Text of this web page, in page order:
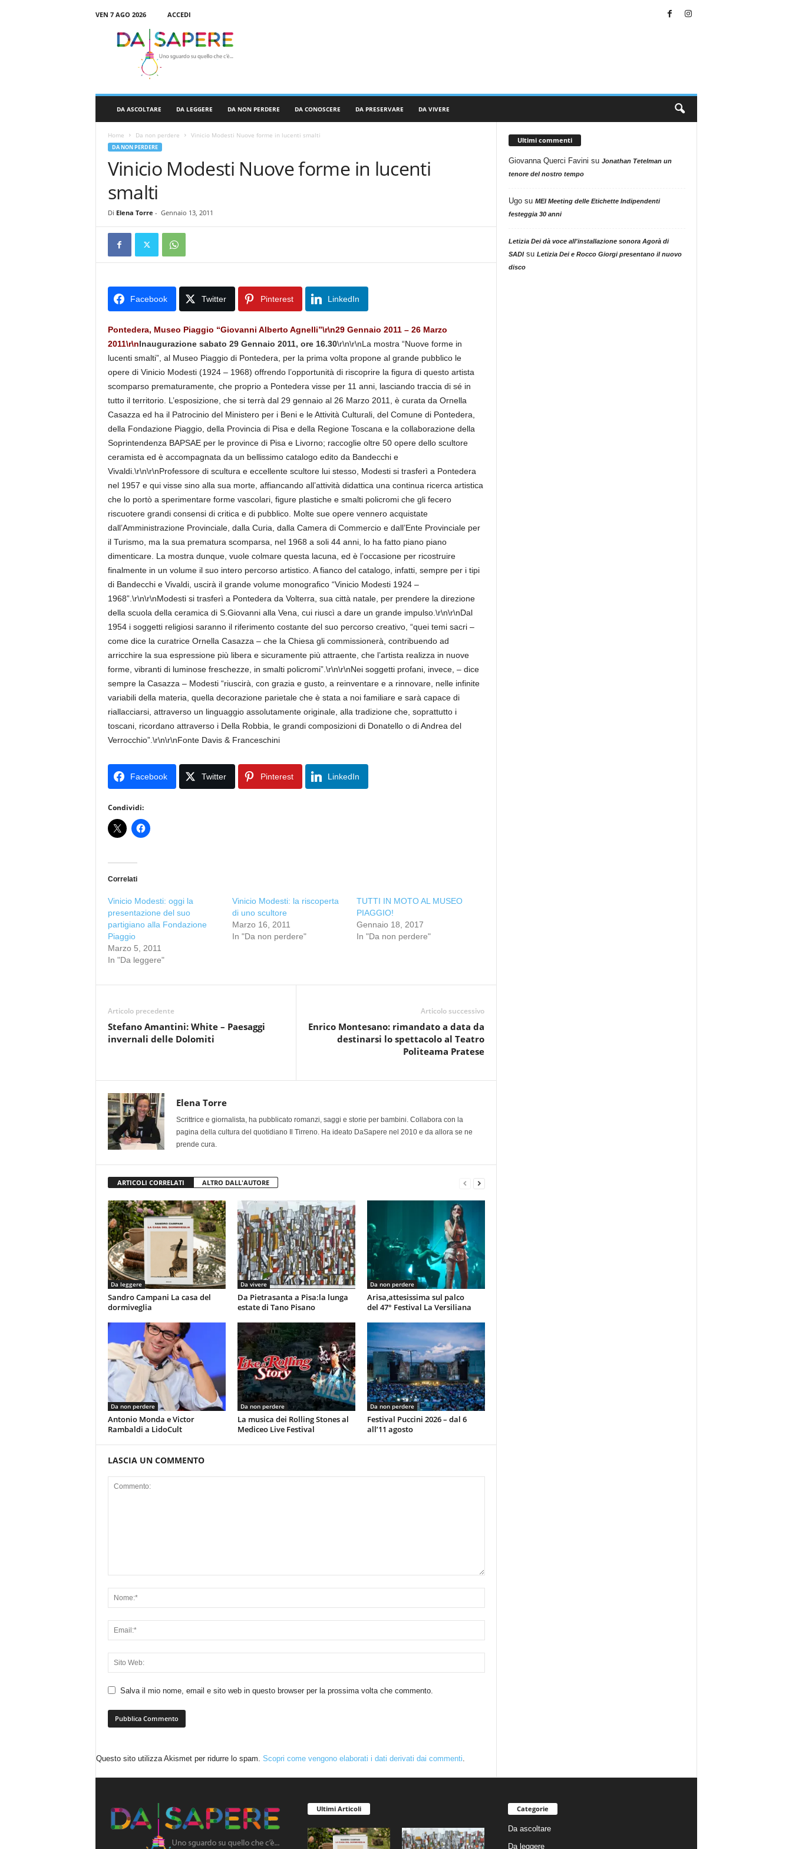
VEN 7 AGO 2026
ACCEDI
DA ASCOLTARE DA LEGGERE DA NON PERDERE DA CONOSCERE DA PRESERVARE DA VIVERE
Home Da non perdere Vinicio Modesti Nuove forme in lucenti smalti
DA NON PERDERE
Vinicio Modesti Nuove forme in lucenti
smalti
Di Elena Torre - Gennaio 13, 2011
Facebook Twitter Pinterest LinkedIn
Pontedera, Museo Piaggio “Giovanni Alberto Agnelli”\r\n29 Gennaio 2011 – 26 Marzo
2011\r\nInaugurazione sabato 29 Gennaio 2011, ore 16.30\r\n\r\nLa mostra “Nuove forme in
lucenti smalti”, al Museo Piaggio di Pontedera, per la prima volta propone al grande pubblico le
opere di Vinicio Modesti (1924 – 1968) offrendo l’opportunità di riscoprire la figura di questo artista
scomparso prematuramente, che proprio a Pontedera visse per 11 anni, lasciando traccia di sé in
tutto il territorio. L’esposizione, che si terrà dal 29 gennaio al 26 Marzo 2011, è curata da Ornella
Casazza ed ha il Patrocinio del Ministero per i Beni e le Attività Culturali, del Comune di Pontedera,
della Fondazione Piaggio, della Provincia di Pisa e della Regione Toscana e la collaborazione della
Soprintendenza BAPSAE per le province di Pisa e Livorno; raccoglie oltre 50 opere dello scultore
ceramista ed è accompagnata da un bellissimo catalogo edito da Bandecchi e
Vivaldi.\r\n\r\nProfessore di scultura e eccellente scultore lui stesso, Modesti si trasferì a Pontedera
nel 1957 e qui visse sino alla sua morte, affiancando all’attività didattica una continua ricerca artistica
che lo portò a sperimentare forme vascolari, figure plastiche e smalti policromi che gli fecero
riscuotere grandi consensi di critica e di pubblico. Molte sue opere vennero acquistate
dall’Amministrazione Provinciale, dalla Curia, dalla Camera di Commercio e dall’Ente Provinciale per
il Turismo, ma la sua prematura scomparsa, nel 1968 a soli 44 anni, lo ha fatto piano piano
dimenticare. La mostra dunque, vuole colmare questa lacuna, ed è l’occasione per ricostruire
finalmente in un volume il suo intero percorso artistico. A fianco del catalogo, infatti, sempre per i tipi
di Bandecchi e Vivaldi, uscirà il grande volume monografico “Vinicio Modesti 1924 –
1968”.\r\n\r\nModesti si trasferì a Pontedera da Volterra, sua città natale, per prendere la direzione
della scuola della ceramica di S.Giovanni alla Vena, cui riuscì a dare un grande impulso.\r\n\r\nDal
1954 i soggetti religiosi saranno il riferimento costante del suo percorso creativo, “quei temi sacri –
come dice la curatrice Ornella Casazza – che la Chiesa gli commissionerà, contribuendo ad
arricchire la sua espressione più libera e sicuramente più attraente, che l’artista realizza in nuove
forme, vibranti di luminose freschezze, in smalti policromi”.\r\n\r\nNei soggetti profani, invece, – dice
sempre la Casazza – Modesti “riuscirà, con grazia e gusto, a reinventare e a rinnovare, nelle infinite
variabili della materia, quella decorazione parietale che è stata a noi familiare e sarà capace di
riallacciarsi, attraverso un linguaggio assolutamente originale, alla tradizione che, soprattutto i
toscani, ricordano attraverso i Della Robbia, le grandi composizioni di Donatello o di Andrea del
Verrocchio”.\r\n\r\nFonte Davis & Franceschini
Facebook Twitter Pinterest LinkedIn
Condividi:
Correlati
Vinicio Modesti: oggi la
presentazione del suo
partigiano alla Fondazione
Piaggio
Marzo 5, 2011
In "Da leggere"
Vinicio Modesti: la riscoperta
di uno scultore
Marzo 16, 2011
In "Da non perdere"
TUTTI IN MOTO AL MUSEO
PIAGGIO!
Gennaio 18, 2017
In "Da non perdere"
Articolo precedente
Stefano Amantini: White – Paesaggi
invernali delle Dolomiti
Articolo successivo
Enrico Montesano: rimandato a data da
destinarsi lo spettacolo al Teatro
Politeama Pratese
Elena Torre
Scrittrice e giornalista, ha pubblicato romanzi, saggi e storie per bambini. Collabora con la
pagina della cultura del quotidiano Il Tirreno. Ha ideato DaSapere nel 2010 e da allora se ne
prende cura.
ARTICOLI CORRELATI ALTRO DALL'AUTORE
Da leggere
Sandro Campani La casa del
dormiveglia
Da vivere
Da Pietrasanta a Pisa:la lunga
estate di Tano Pisano
Da non perdere
Arisa,attesissima sul palco
del 47° Festival La Versiliana
Da non perdere
Antonio Monda e Victor
Rambaldi a LidoCult
Da non perdere
La musica dei Rolling Stones al
Mediceo Live Festival
Da non perdere
Festival Puccini 2026 – dal 6
all’11 agosto
LASCIA UN COMMENTO
Salva il mio nome, email e sito web in questo browser per la prossima volta che commento.
Questo sito utilizza Akismet per ridurre lo spam. Scopri come vengono elaborati i dati derivati dai commenti.
Ultimi commenti
Giovanna Querci Favini su Jonathan Tetelman un
tenore del nostro tempo
Ugosu MEI Meeting delle Etichette Indipendenti
festeggia 30 anni
Letizia Dei dà voce all'installazione sonora Agorà di
SADIsu Letizia Dei e Rocco Giorgi presentano il nuovo
disco
Ultimi Articoli Categorie
Da ascoltare
Da leggere